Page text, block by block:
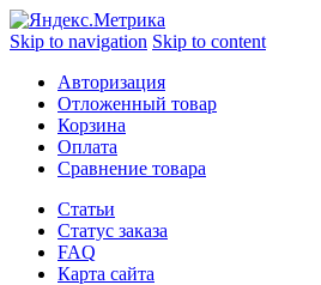
Skip to navigation Skip to content
Авторизация
Отложенный товар
Корзина
Оплата
Сравнение товара
Статьи
Статус заказа
FAQ
Карта сайта